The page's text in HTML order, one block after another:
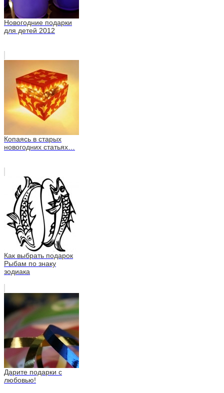
Новогодние подарки
для детей 2012
Копаясь в старых
новогодних статьях…
Как выбрать подарок
Рыбам по знаку
зодиака
Дарите подарки с
любовью!